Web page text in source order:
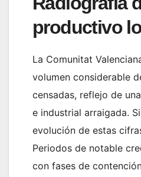
productivo
La Comunitat
volumen considerable
censadas, reflejo de
e industrial arraigada.
evolución de estas
Periodos de notable
con fases de